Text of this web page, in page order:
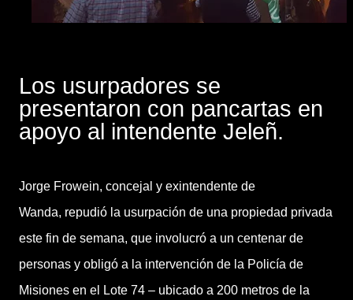
Los usurpadores se
presentaron con pancartas en
apoyo al intendente Jeleñ.
Jorge Frowein, concejal y exintendente de
Wanda, repudió la usurpación de una propiedad privada
este fin de semana, que involucró a un centenar de
personas y obligó a la intervención de la Policía de
Misiones en el Lote 74 – ubicado a 200 metros de la